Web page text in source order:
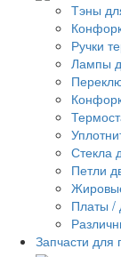
Тэны
Ручки
Лампы
Стекла
Петли
Платы /
Запчасти